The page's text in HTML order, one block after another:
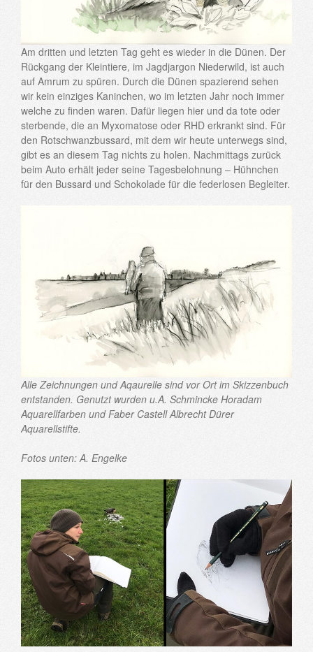
Am dritten und letzten Tag geht es wieder in die Dünen. Der
Rückgang der Kleintiere, im Jagdjargon Niederwild, ist auch
auf Amrum zu spüren. Durch die Dünen spazierend sehen
wir kein einziges Kaninchen, wo im letzten Jahr noch immer
welche zu finden waren. Dafür liegen hier und da tote oder
sterbende, die an Myxomatose oder RHD erkrankt sind. Für
den Rotschwanzbussard, mit dem wir heute unterwegs sind,
gibt es an diesem Tag nichts zu holen. Nachmittags zurück
beim Auto erhält jeder seine Tagesbelohnung – Hühnchen
für den Bussard und Schokolade für die federlosen Begleiter.
Alle Zeichnungen und Aqaurelle sind vor Ort im Skizzenbuch
entstanden. Genutzt wurden u.A. Schmincke Horadam
Aquarellfarben und Faber Castell Albrecht Dürer
Aquarellstifte.
Fotos unten: A. Engelke